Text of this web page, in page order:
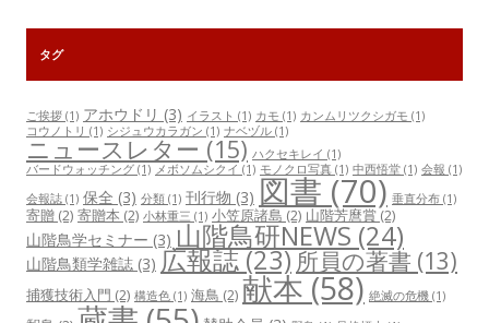
タグ
ご挨拶 (1) アホウドリ (3) イラスト (1) カモ (1) カンムリツクシガモ (1)
コウノトリ (1) シジュウカラガン (1) ナベヅル (1)
ニュースレター (15) ハクセキレイ (1)
バードウォッチング (1) メボソムシクイ (1) モノクロ写真 (1) 中西悟堂 (1) 会報 (1)
会報誌 (1) 保全 (3) 分類 (1) 刊行物 (3) 図書 (70) 垂直分布 (1)
寄贈 (2) 寄贈本 (2) 小林重三 (1) 小笠原諸島 (2) 山階芳麿賞(2)
山階鳥学セミナー (3) 山階鳥研NEWS(24)
山階鳥類学雑誌 (3) 広報誌(23) 所員の著書 (13)
捕獲技術入門 (2) 構造色 (1) 海鳥 (2) 献本(58) 絶滅の危機 (1)